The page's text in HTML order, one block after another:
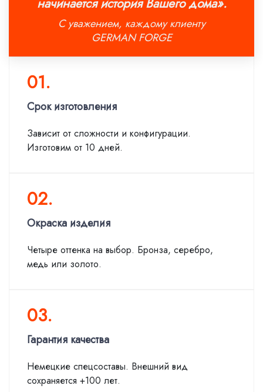
С уважением, каждому клиенту
GERMAN FORGE
01.
Срок изготовления
Зависит от сложности и конфигурации.
Изготовим от 10 дней.
02.
Окраска изделия
Четыре оттенка на выбор. Бронза, серебро,
медь или золото.
03.
Гарантия качества
Немецкие спецсоставы. Внешний вид
сохраняется +100 лет.